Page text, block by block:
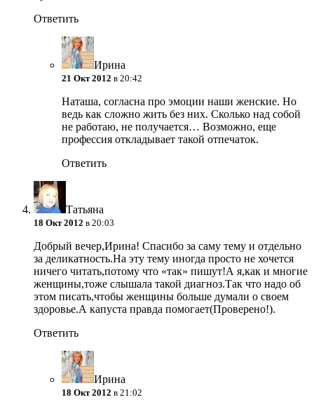
Ответить
Ирина
21 Окт 2012 в 20:42
Наташа, согласна про эмоции наши женские. Но
ведь как сложно жить без них. Сколько над собой
не работаю, не получается… Возможно, еще
профессия откладывает такой отпечаток.
Ответить
Татьяна
18 Окт 2012 в 20:03
Добрый вечер,Ирина! Спасибо за саму тему и отдельно
за деликатность.На эту тему иногда просто не хочется
ничего читать,потому что «так» пишут!А я,как и многие
женщины,тоже слышала такой диагноз.Так что надо об
этом писать,чтобы женщины больше думали о своем
здоровье.А капуста правда помогает(Проверено!).
Ответить
Ирина
18 Окт 2012 в 21:02